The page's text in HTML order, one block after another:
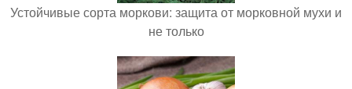
Устойчивые сорта моркови: защита от морковной мухи и
не только